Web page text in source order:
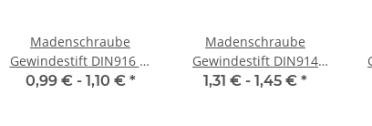
Madenschraube
Gewindestift DIN916 M
4x 6 Ringschneide 10x
0,99 € - 1,10 € *
Madenschraube
Gewindestift DIN914
M6x 6 Spitze 10x
1,31 € - 1,45 € *